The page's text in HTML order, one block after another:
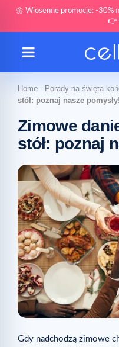
🌼 Wiosenne promocje: -30%
👉
Home - Porady na święta
stół: poznaj nasze pomysły!
Zimowe
stół: poznaj
Gdy nadchodzą zimowe